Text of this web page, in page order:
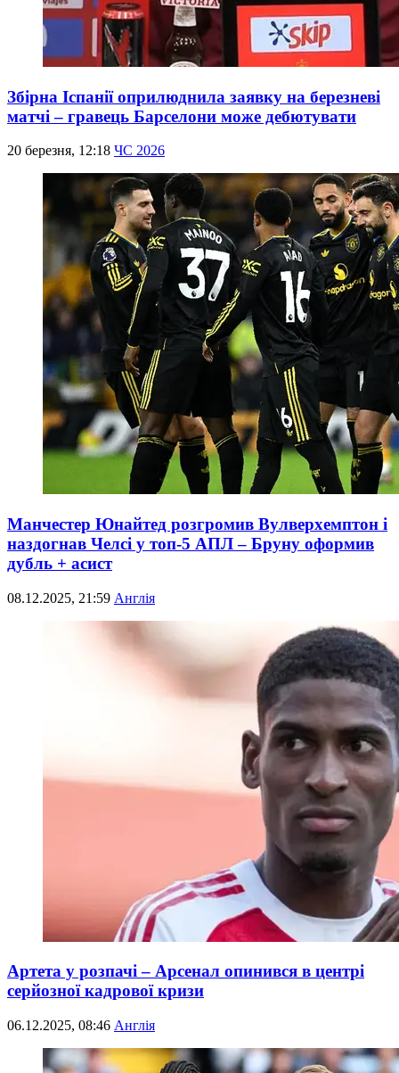
Збірна Іспанії оприлюднила заявку на березневі
матчі – гравець Барселони може дебютувати
20 березня, 12:18 ЧС 2026
Манчестер Юнайтед розгромив Вулверхемптон і
наздогнав Челсі у топ-5 АПЛ – Бруну оформив
дубль + асист
08.12.2025, 21:59 Англія
Артета у розпачі – Арсенал опинився в центрі
серйозної кадрової кризи
06.12.2025, 08:46 Англія